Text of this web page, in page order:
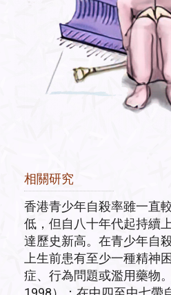
相關研究
香港青少年自殺率雖一直
低，但自八十年代起持續
達歷史新高。在青少年自
上生前患有至少一種精神
症、行為問題或濫用藥物。